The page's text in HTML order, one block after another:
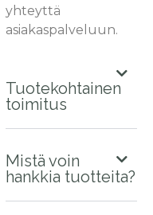
yhteyttä
asiakaspalveluun.
Tuotekohtainen
toimitus
Mistä voin
hankkia tuotteita?